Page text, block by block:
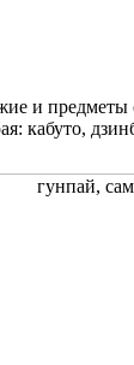
и предметы
кабуто,